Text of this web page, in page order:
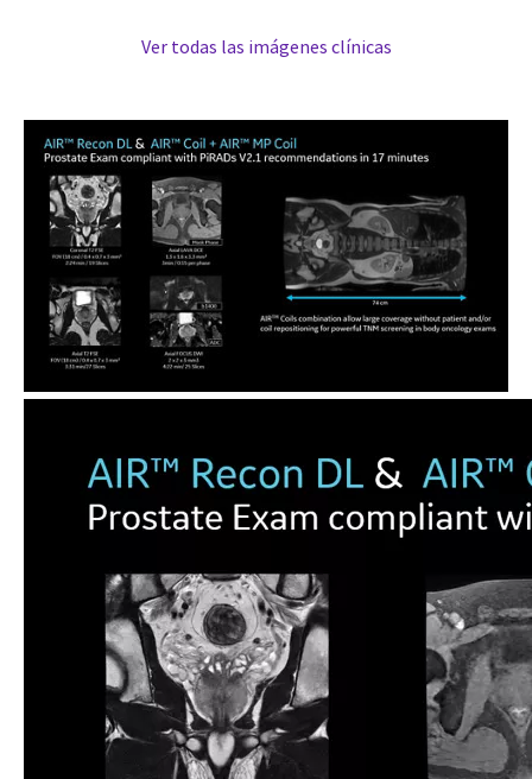
Ver todas las imágenes clínicas